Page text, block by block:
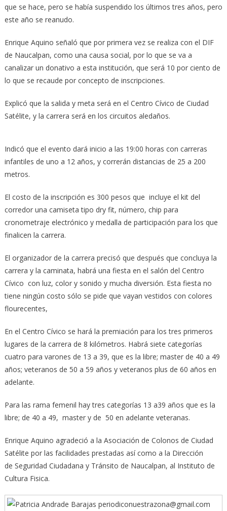
que se hace, pero se había suspendido los últimos tres años, pero
este año se reanudo.
Enrique Aquino señaló que por primera vez se realiza con el DIF
de Naucalpan, como una causa social, por lo que se va a
canalizar un donativo a esta institución, que será 10 por ciento de
lo que se recaude por concepto de inscripciones.
Explicó que la salida y meta será en el Centro Cívico de Ciudad
Satélite, y la carrera será en los circuitos aledaños.
Indicó que el evento dará inicio a las 19:00 horas con carreras
infantiles de uno a 12 años, y correrán distancias de 25 a 200
metros.
El costo de la inscripción es 300 pesos que incluye el kit del
corredor una camiseta tipo dry fit, número, chip para
cronometraje electrónico y medalla de participación para los que
finalicen la carrera.
El organizador de la carrera precisó que después que concluya la
carrera y la caminata, habrá una fiesta en el salón del Centro
Cívico con luz, color y sonido y mucha diversión. Esta fiesta no
tiene ningún costo sólo se pide que vayan vestidos con colores
flourecentes,
En el Centro Cívico se hará la premiación para los tres primeros
lugares de la carrera de 8 kilómetros. Habrá siete categorías
cuatro para varones de 13 a 39, que es la libre; master de 40 a 49
años; veteranos de 50 a 59 años y veteranos plus de 60 años en
adelante.
Para las rama femenil hay tres categorías 13 a39 años que es la
libre; de 40 a 49, master y de 50 en adelante veteranas.
Enrique Aquino agradeció a la Asociación de Colonos de Ciudad
Satélite por las facilidades prestadas así como a la Dirección
de Seguridad Ciudadana y Tránsito de Naucalpan, al Instituto de
Cultura Fisica.